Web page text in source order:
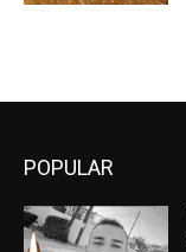
POPULAR